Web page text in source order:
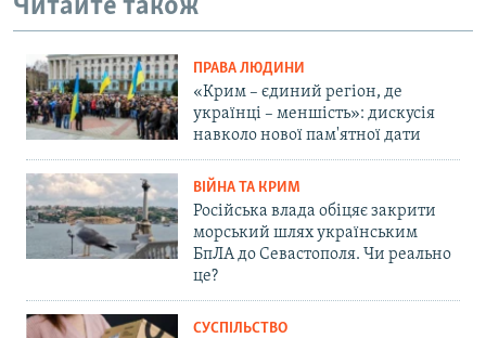
Читайте також
ПРАВА ЛЮДИНИ
«Крим – єдиний регіон, де
українці – меншість»: дискусія
навколо нової пам'ятної дати
ВІЙНА ТА КРИМ
Російська влада обіцяє закрити
морський шлях українським
БпЛА до Севастополя. Чи реально
це?
СУСПІЛЬСТВО